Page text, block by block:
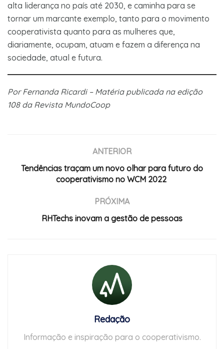
alta liderança no país até 2030, e caminha para se
tornar um marcante exemplo, tanto para o movimento
cooperativista quanto para as mulheres que,
diariamente, ocupam, atuam e fazem a diferença na
sociedade, atual e futura.
Por Fernanda Ricardi – Matéria publicada na edição
108 da Revista MundoCoop
ANTERIOR
Tendências traçam um novo olhar para futuro do
cooperativismo no WCM 2022
PRÓXIMA
RHTechs inovam a gestão de pessoas
Redação
Informação e inspiração para o cooperativismo.